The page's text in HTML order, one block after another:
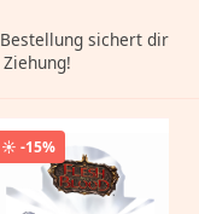
sichert dir
☀️ -15%